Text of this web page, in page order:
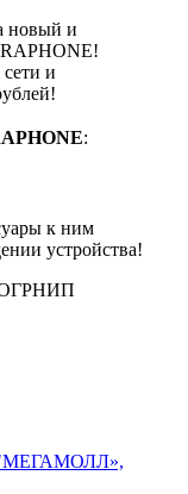
новый и
и
:
к ним
устройства!
ОГРНИП
"МЕГАМОЛЛ»,